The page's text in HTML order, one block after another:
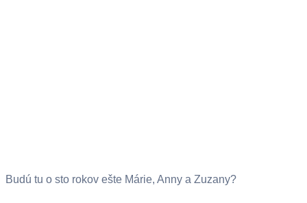
Budú tu o sto rokov ešte Márie, Anny a Zuzany?